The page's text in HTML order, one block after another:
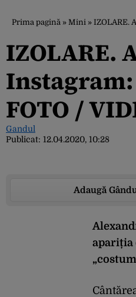
Prima pagină » Mini » IZOLARE.
IZOLARE.
FOTO /
Gandul
Publicat: 12.04.2020, 10:28
Adaugă
apariția